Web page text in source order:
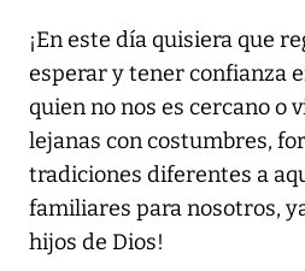
¡En este día quisiera que
esperar y tener confianza
quien no nos es cercano o
lejanas con costumbres,
tradiciones diferentes a
familiares para nosotros,
hijos de Dios!